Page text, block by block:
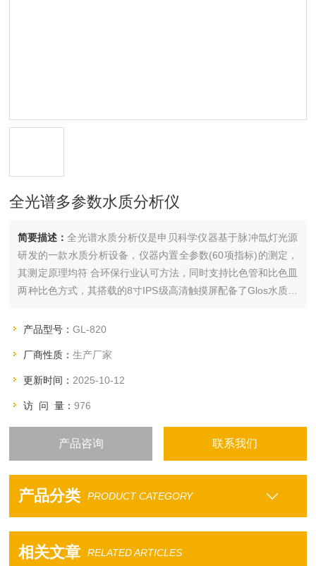
全光谱多参数水质分析仪
简要描述：全光谱水质分析仪是申贝科学仪器基于脉冲氙灯光源
研发的一款水质分析设备，仪器内置全参数(60项指标)的测定，
其测定原理均符 合环保行业认可方法，同时支持比色管和比色皿
两种比色方式，其搭载的8寸IPS级高清触摸屏配备了Glos水质检
印、导出、引导式检测、批量检测等多种应用程序。
产品型号：GL-820
厂商性质：生产厂家
更新时间： 2025-10-12
访 问 量：976
产品咨询 联系我们
产品分类 PRODUCT CATEGORY
相关文章 RELATED ARTICLES